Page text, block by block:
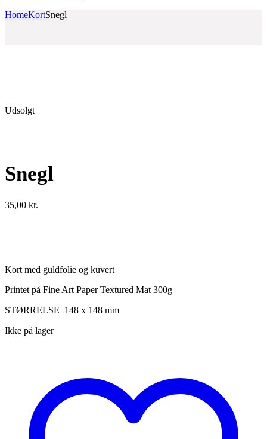
HomeKortSnegl
Udsolgt
Snegl
35,00 kr.
Kort med guldfolie og kuvert
Printet på Fine Art Paper Textured Mat 300g
STØRRELSE 148 x 148 mm
Ikke på lager